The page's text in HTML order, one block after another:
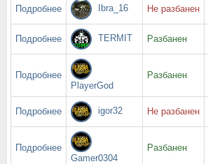
Подробнее Ibra_16 Не разбанен
Подробнее TERMIT Разбанен
Подробнее
PlayerGod
Разбанен
Подробнее igor32 Не разбанен
Подробнее
Gamer0304
Разбанен